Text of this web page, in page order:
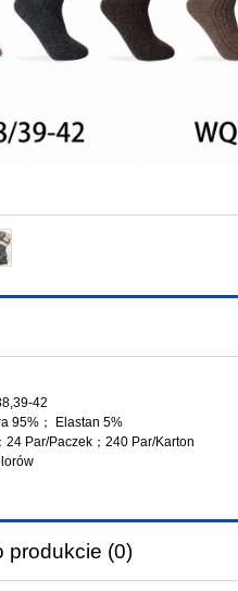
42
95%； Elastan 5%
24 Par/Paczek；240 Par/Karton
produkcie (0)